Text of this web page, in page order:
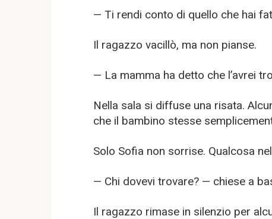
— Ti rendi conto di quello che hai
Il ragazzo vacillò, ma non pianse.
— La mamma ha detto che l’avrei
Nella sala si diffuse una risata.
che il bambino stesse
Solo Sofia non sorrise. Qualcosa
— Chi dovevi trovare? — chiese a
Il ragazzo rimase in silenzio per